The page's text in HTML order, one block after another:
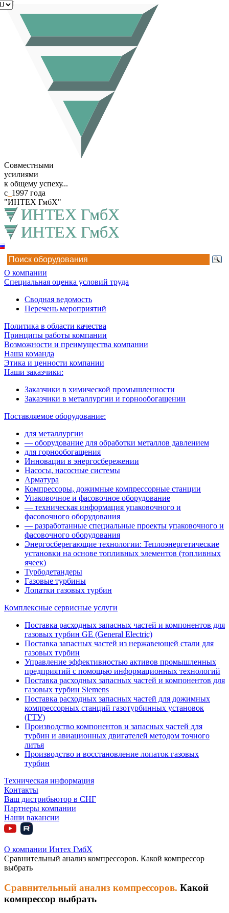
Совместными
усилиями
к общему успеху...
с 1997 года
"ИНТЕХ ГмбХ"
RU
О компании
Специальная оценка условий труда
Сводная ведомость
Перечень мероприятий
Политика в области качества
Принципы работы компании
Возможности и преимущества компании
Наша команда
Этика и ценности компании
Наши заказчики:
Заказчики в химической промышленности
Заказчики в металлургии и горнообогащении
Поставляемое оборудование:
для металлургии
— оборудование для обработки металлов давлением
для горнообогащения
Инновации в энергосбережении
Насосы, насосные системы
Арматура
Компрессоры, дожимные компрессорные станции
Упаковочное и фасовочное оборудование
— техническая информация упаковочного и
фасовочного оборудования
— разработанные специальные проекты упаковочного и
фасовочного оборудования
Энергосберегающие технологии: Теплоэнергетические
установки на основе топливных элементов (топливных
ячеек)
Турбодетандеры
Газовые турбины
Лопатки газовых турбин
Комплексные сервисные услуги
Поставка расходных запасных частей и компонентов для
газовых турбин GE (General Electric)
Поставка запасных частей из нержавеющей стали для
газовых турбин
Управление эффективностью активов промышленных
предприятий с помощью информационных технологий
Поставка расходных запасных частей и компонентов для
газовых турбин Siemens
Поставка расходных запасных частей для дожимных
компрессорных станций газотурбинных установок
(ГТУ)
Производство компонентов и запасных частей для
турбин и авиационных двигателей методом точного
литья
Производство и восстановление лопаток газовых
турбин
Техническая информация
Контакты
Ваш дистрибьютор в СНГ
Партнеры компании
Наши вакансии
О компании Интех ГмбХ
Сравнительный анализ компрессоров. Какой компрессор
выбрать
Сравнительный анализ компрессоров. Какой
компрессор выбрать